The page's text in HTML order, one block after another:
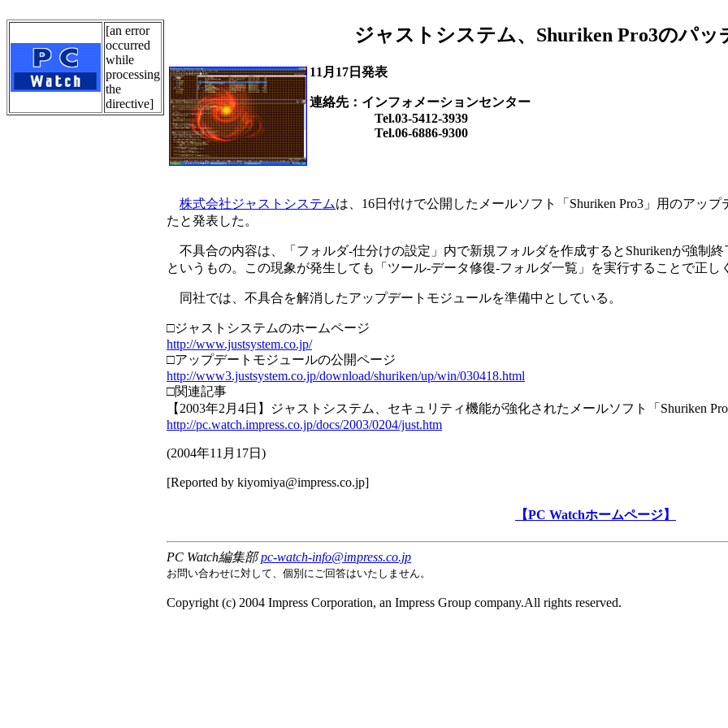
[an error
occurred
while
processing
the
directive]
ジャストシステム、Shuriken Pro3のパッ
11月17日発表
連絡先：インフォメーションセンター
Tel.03-5412-3939
Tel.06-6886-9300
株式会社ジャストシステムは、16日付けで公開したメールソフト「Shuriken Pro3」用のアッ
たと発表した。
不具合の内容は、「フォルダ-仕分けの設定」内で新規フォルダを作成するとShurikenが強制
というもの。この現象が発生しても「ツール-データ修復-フォルダ一覧」を実行することで正
同社では、不具合を解消したアップデートモジュールを準備中としている。
□ジャストシステムのホームページ
http://www.justsystem.co.jp/
□アップデートモジュールの公開ページ
http://www3.justsystem.co.jp/download/shuriken/up/win/030418.html
□関連記事
【2003年2月4日】ジャストシステム、セキュリティ機能が強化されたメールソフト「Shuriken
http://pc.watch.impress.co.jp/docs/2003/0204/just.htm
(2004年11月17日 )
[Reported by kiyomiya@impress.co.jp]
【PC Watchホームページ】
PC Watch編集部pc-watch-info@impress.co.jp
お問い合わせに対して、個別にご回答はいたしません。
Copyright (c) 2004 Impress Corporation, an Impress Group company.All rights reserved.